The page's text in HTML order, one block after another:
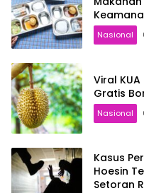
Nasional
Viral
Gratis
Nasional
Kasus
Hoesin
Setoran